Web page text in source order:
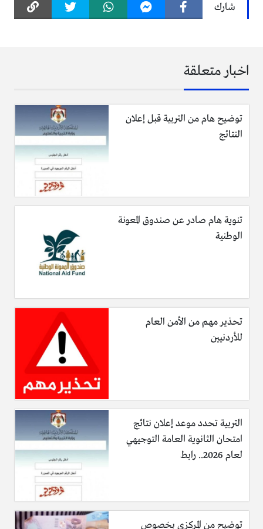
شارك
اخبار متعلقة
توضيح هام من التربية قبل إعلان
النتائج
تنوية هام صادر عن صندوق المعونة
الوطنية
تحذير مهم من الأمن العام
للأردنيين
التربية تحدد موعد إعلان نتائج
امتحان الثانوية العامة التوجيهي
لعام 2026.. رابط
توضيح من المركزي بخصوص